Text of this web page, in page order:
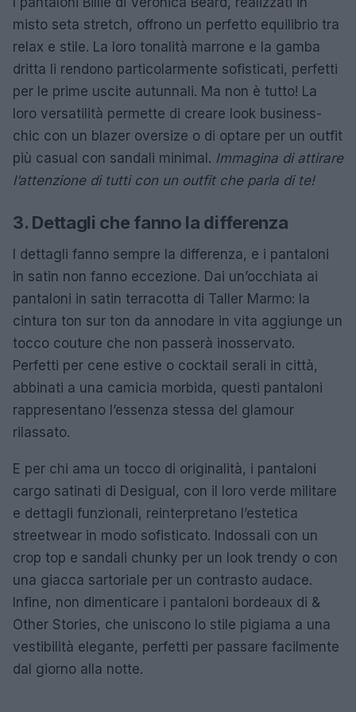
misto seta stretch, offrono un perfetto equilibrio tra
relax e stile. La loro tonalità marrone e la gamba
dritta li rendono particolarmente sofisticati, perfetti
per le prime uscite autunnali. Ma non è tutto! La
loro versatilità permette di creare look business-
chic con un blazer oversize o di optare per un outfit
più casual con sandali minimal. Immagina di attirare
l’attenzione di tutti con un outfit che parla di te!
3. Dettagli che fanno la differenza
I dettagli fanno sempre la differenza, e i pantaloni
in satin non fanno eccezione. Dai un’occhiata ai
pantaloni in satin terracotta di Taller Marmo: la
cintura ton sur ton da annodare in vita aggiunge un
tocco couture che non passerà inosservato.
Perfetti per cene estive o cocktail serali in città,
abbinati a una camicia morbida, questi pantaloni
rappresentano l’essenza stessa del glamour
rilassato.
E per chi ama un tocco di originalità, i pantaloni
cargo satinati di Desigual, con il loro verde militare
e dettagli funzionali, reinterpretano l’estetica
streetwear in modo sofisticato. Indossali con un
crop top e sandali chunky per un look trendy o con
una giacca sartoriale per un contrasto audace.
Infine, non dimenticare i pantaloni bordeaux di &
Other Stories, che uniscono lo stile pigiama a una
vestibilità elegante, perfetti per passare facilmente
dal giorno alla notte.